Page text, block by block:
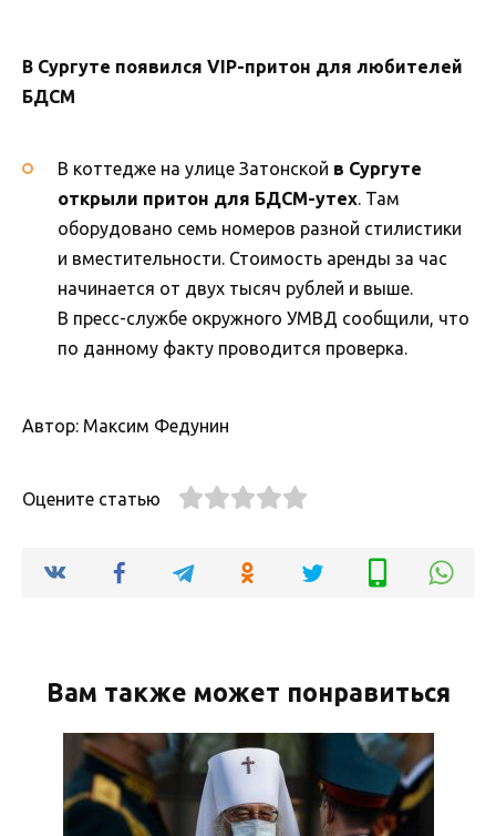
В Сургуте появился VIP-притон для любителей
БДСМ
В коттедже на улице Затонской в Сургуте
открыли притон для БДСМ-утех. Там
оборудовано семь номеров разной стилистики
и вместительности. Стоимость аренды за час
начинается от двух тысяч рублей и выше.
В пресс-службе окружного УМВД сообщили, что
по данному факту проводится проверка.
Автор: Максим Федунин
Оцените статью
Вам также может понравиться